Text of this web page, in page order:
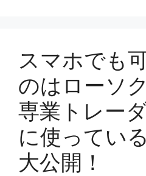
スマホでも
のはローソ
専業トレー
に使ってい
大公開！